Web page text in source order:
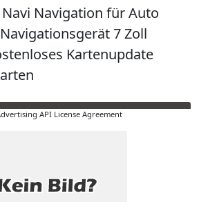
Navi Navigation für Auto
Navigationsgerät 7 Zoll
Kartenupdate
API License Agreement